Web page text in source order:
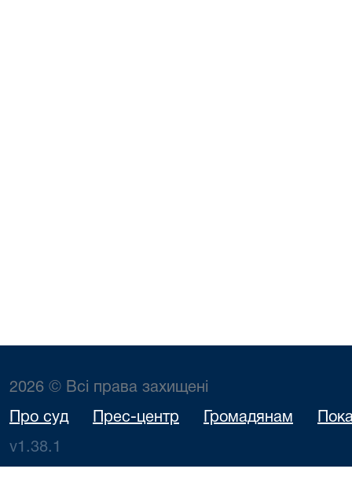
2026 © Всі права захищені
Про суд Прес-центр Громадянам
v1.38.1